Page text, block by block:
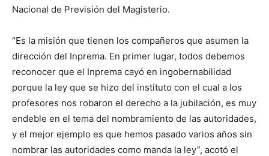
Nacional de Previsión del Magisterio.
“Es la misión que tienen los compañeros que asumen la
dirección del Inprema. En primer lugar, todos debemos
reconocer que el Inprema cayó en ingobernabilidad
porque la ley que se hizo del instituto con el cual a los
profesores nos robaron el derecho a la jubilación, es muy
endeble en el tema del nombramiento de las autoridades,
y el mejor ejemplo es que hemos pasado varios años sin
nombrar las autoridades como manda la ley”, acotó el